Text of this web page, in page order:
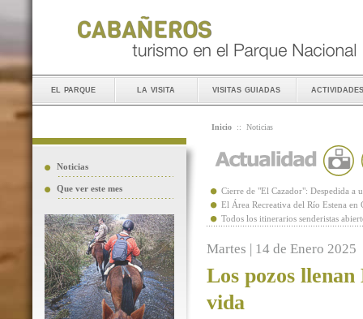
el parque la visita visitas guiadas actividades
Noticias
Que ver este mes
Inicio :: Noticias
Cierre de "El Cazador": Despedida a
El Área Recreativa del Río Estena
Todos los itinerarios senderistas
Martes | 14 de Enero 2025
Los pozos
vida